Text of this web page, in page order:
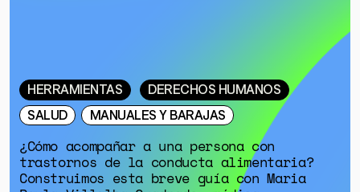
HERRAMIENTAS
DERECHOS HUMANOS
SALUD
MANUALES Y BARAJAS
¿Cómo acompañar a una persona con
trastornos de la conducta alimentaria?
Construimos esta breve guía con Maria